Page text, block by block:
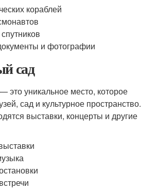
кораблей
и фотографии
сад
уникальное место, которое
сад и культурное пространство.
выставки, концерты и другие